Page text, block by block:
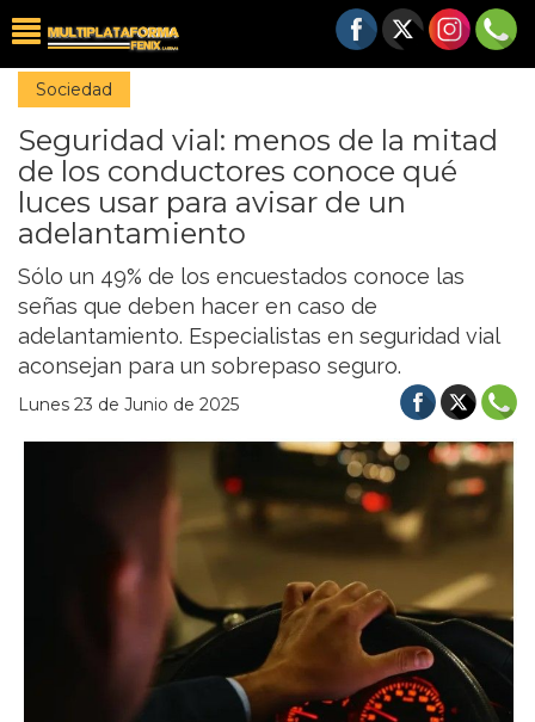
Sociedad
Seguridad vial: menos de la mitad
de los conductores conoce qué
luces usar para avisar de un
adelantamiento
Sólo un 49% de los encuestados conoce las
señas que deben hacer en caso de
adelantamiento. Especialistas en seguridad vial
aconsejan para un sobrepaso seguro.
Lunes 23 de Junio de 2025